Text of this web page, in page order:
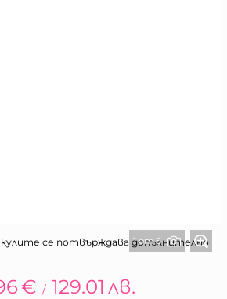
1 от 5
се потвърждава допълнително
€ / 129.01 лв.